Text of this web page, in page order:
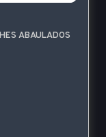
ABAULADOS